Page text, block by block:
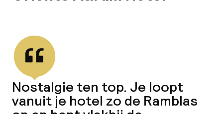
Nostalgie ten top. Je loopt
vanuit je hotel zo de Ramblas